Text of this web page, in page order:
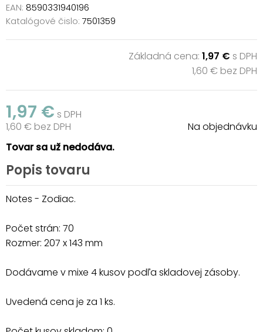
EAN: 8590331940196
Katalógové čislo: 7501359
Základná cena: 1,97 € s DPH
1,60 € bez DPH
1,97 € s DPH
1,60 € bez DPH
Na objednávku
Tovar sa už nedodáva.
Popis tovaru
Notes - Zodiac.
Počet strán: 70
Rozmer: 207 x 143 mm
Dodávame v mixe 4 kusov podľa skladovej zásoby.
Uvedená cena je za 1 ks.